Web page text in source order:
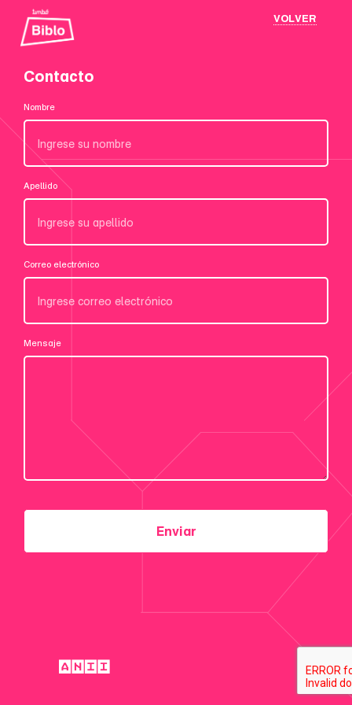
VOLVER
Contacto
Nombre
Apellido
Correo electrónico
Mensaje
Enviar